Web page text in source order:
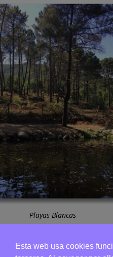
Playas Blancas
Esta web usa cookies